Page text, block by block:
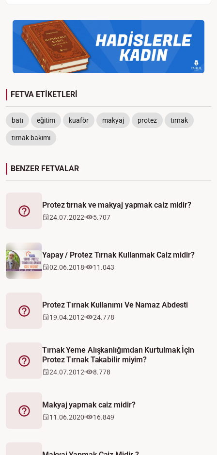
FETVA ETİKETLERİ
batı eğitim kuaför makyaj protez tırnak
tırnak bakımı
BENZER FETVALAR
Fetva
Protez tırnak ve makyaj yapmak caiz midir?
24.07.2022 5.707
Yapay / Protez Tırnak Kullanmak Caiz midir?
02.06.2018 11.043
Fetva
Protez Tırnak Kullanımı Ve Namaz Abdesti
19.04.2012 24.778
Fetva
Tırnak Yeme Alışkanlığımdan Kurtulmak İçin
Protez Tırnak Takabilir miyim?
24.07.2012 8.778
Fetva
Makyaj yapmak caiz midir?
11.06.2020 16.849